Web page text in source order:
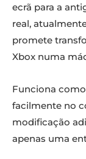
ecrã para a
real,
promete
Xbox numa
Funciona
facilmente no
modificação
apenas uma